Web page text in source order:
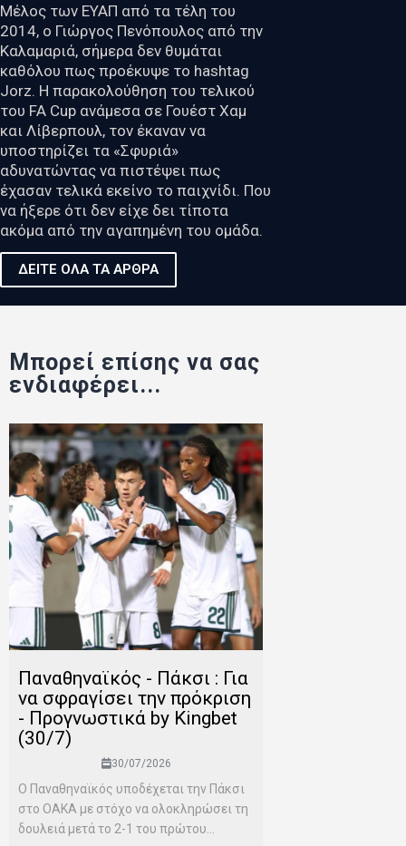
Μέλος των ΕΥΑΠ από τα τέλη του
2014, ο Γιώργος Πενόπουλος από την
Καλαμαριά, σήμερα δεν θυμάται
καθόλου πως προέκυψε το hashtag
Jorz. Η παρακολούθηση του τελικού
του FA Cup ανάμεσα σε Γουέστ Χαμ
και Λίβερπουλ, τον έκαναν να
υποστηρίζει τα «Σφυριά»
αδυνατώντας να πιστέψει πως
έχασαν τελικά εκείνο το παιχνίδι. Που
να ήξερε ότι δεν είχε δει τίποτα
ακόμα από την αγαπημένη του ομάδα.
ΔΕΙΤΕ ΟΛΑ ΤΑ ΑΡΘΡΑ
Μπορεί επίσης να σας
ενδιαφέρει...
Παναθηναϊκός - Πάκσι : Για
να σφραγίσει την πρόκριση
- Προγνωστικά by Kingbet
(30/7)
30/07/2026
Ο Παναθηναϊκός υποδέχεται την Πάκσι
στο ΟΑΚΑ με στόχο να ολοκληρώσει τη
δουλειά μετά το 2-1 του πρώτου...